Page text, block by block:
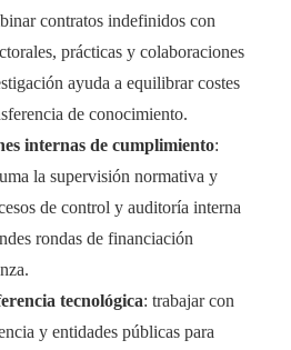
contratos indefinidos con
prácticas y colaboraciones
ayuda a equilibrar costes
de conocimiento.
internas de cumplimiento:
la supervisión normativa y
de control y auditoría interna
rondas de financiación
tecnológica: trabajar con
y entidades públicas para